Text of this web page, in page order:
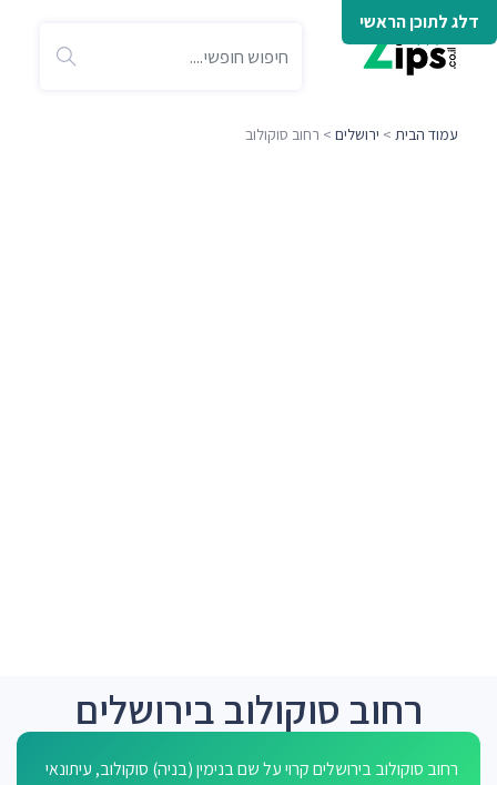
דלג לתוכן הראשי
עמוד הבית > ירושלים > רחוב סוקולוב
רחוב סוקולוב בירושלים
רחוב סוקולוב בירושלים קרוי על שם בנימין (בניה) סוקולוב, עיתונאי